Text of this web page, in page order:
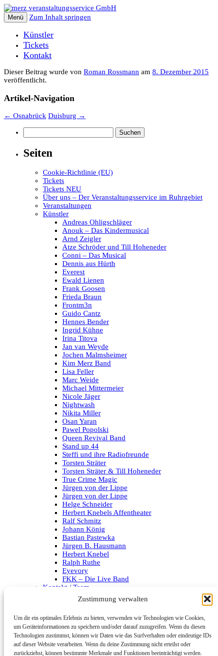
Zustimmung verwalten
Um dir ein optimales Erlebnis zu bieten, verwenden wir Technologien wie Cookies,
um Geräteinformationen zu speichern und/oder darauf zuzugreifen. Wenn du diesen
Technologien zustimmst, können wir Daten wie das Surfverhalten oder eindeutige IDs
auf dieser Website verarbeiten. Wenn du deine Zustimmung nicht erteilst oder
zurückziehst, können bestimmte Merkmale und Funktionen beeinträchtigt werden.
Menü Zum Inhalt springen
Künstler
Tickets
Kontakt
Dieser Beitrag wurde von Roman Rossmann am 8. Dezember 2015
veröffentlicht.
Artikel-Navigation
← Osnabrück Duisburg →
nach:
Seiten
Cookie-Richtlinie (EU)
Tickets
Tickets NEU
Über uns – Der Veranstaltungsservice im Ruhrgebiet
Veranstaltungen
Künstler
Andreas Ohligschläger
Anouk – Das Kindermusical
Arnd Zeigler
Atze Schröder und Till Hoheneder
Conni – Das Musical
Dennis aus Hürth
Everest
Ewald Lienen
Frank Goosen
Frieda Braun
Frontm3n
Guido Cantz
Hennes Bender
Ingrid Kühne
Irina Titova
Jan van Weyde
Jochen Malmsheimer
Kim Merz Band
Lisa Feller
Marc Weide
Michael Mittermeier
Nicole Jäger
Nightwash
Nikita Miller
Osan Yaran
Pawel Popolski
Queen Revival Band
Stand up 44
Steffi und ihre Radiofreunde
Torsten Sträter
Torsten Sträter & Till Hoheneder
True Crime Magic
Jürgen von der Lippe
Jürgen von der Lippe
Helge Schneider
Herbert Knebels Affentheater
Ralf Schmitz
Johann König
Bastian Pastewka
Jürgen B. Hausmann
Herbert Knebel
Ralph Ruthe
Eyevory
FKK – Die Live Band
Kontakt / Team
Datenschutzerklärung
Archiv
Kategorien